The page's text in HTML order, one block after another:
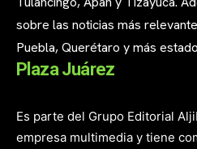
sobre las noticias más
Puebla, Querétaro y más
Plaza Juárez
Es parte del Grupo Editorial
empresa multimedia y tiene